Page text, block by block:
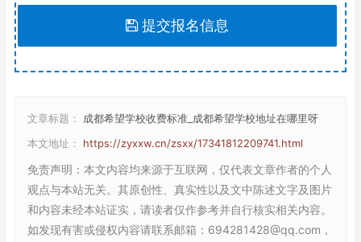
提交报名信息
文章标题： 成都希望学校收费标准_成都希望学校地址在哪里呀
本文地址： https://zyxxw.cn/zsxx/17341812209741.html
免责声明 ：本文内容均来源于互联网，仅代表文章作者的个人
观点与本站无关。其原创性、真实性以及文中陈述文字及图片
和内容未经本站证实，请读者仅作参考并自行核实相关内容。
如发现有害或侵权内容请联系邮箱：694281428@qq.com，